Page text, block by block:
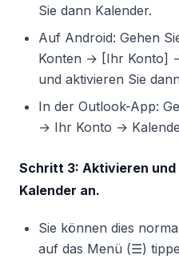
Sie dann Kalender.
Auf Android: Gehen
Konten → [Ihr Konto]
und aktivieren Sie
In der Outlook-App:
→ Ihr Konto →
Schritt 3: Aktivieren und
Kalender an.
Sie können dies
auf das Menü (☰)